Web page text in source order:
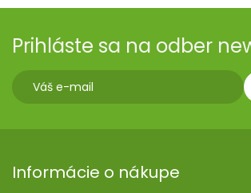
Prihláste sa na odber
Informácie o nákupe